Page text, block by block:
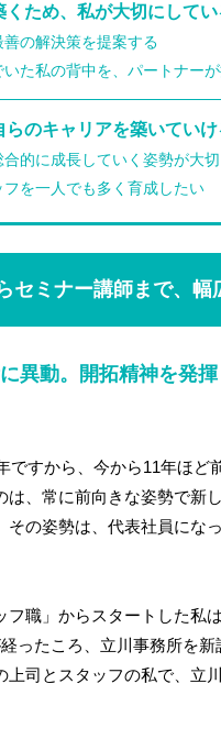
ため、私が大切にしてい
の解決策を提案する
た私の背中を、パートナー
らのキャリアを築いてい
的に成長していく姿勢が大切
を一人でも多く育成したい
セミナー講師まで、幅
異動。開拓精神を発
すから、今から11年ほど
、常に前向きな姿勢で新
の姿勢は、代表社員にな
職」からスタートした私
ったころ、立川事務所を新
司とスタッフの私で、立